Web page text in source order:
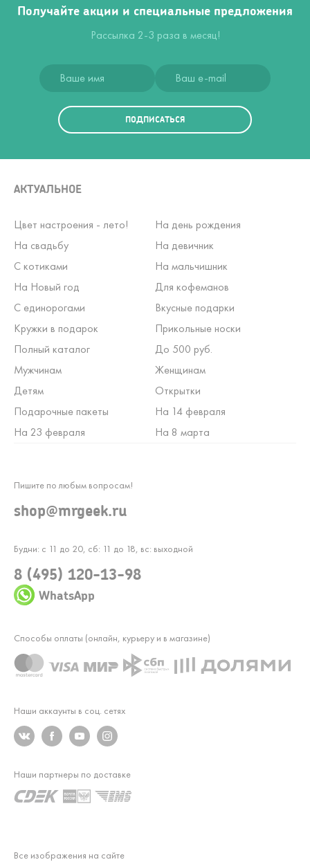
Получайте акции и специальные предложения
Рассылка 2-3 раза в месяц!
ПОДПИСАТЬСЯ
АКТУАЛЬНОЕ
Цвет настроения - лето!
На день рождения
На свадьбу
На девичник
С котиками
На мальчишник
На Новый год
Для кофеманов
С единорогами
Вкусные подарки
Кружки в подарок
Прикольные носки
Полный каталог
До 500 руб.
Мужчинам
Женщинам
Детям
Открытки
Подарочные пакеты
На 14 февраля
На 23 февраля
На 8 марта
Будни: с 11 до 20, сб: 11 до 18, вс: выходной
8 (495) 120-13-98
WhatsApp
Пишите по любым вопросам!
shop@mrgeek.ru
Наши аккаунты в соц. сетях
Все изображения на сайте
Способы оплаты (онлайн, курьеру и в магазине)
Наши партнеры по доставке